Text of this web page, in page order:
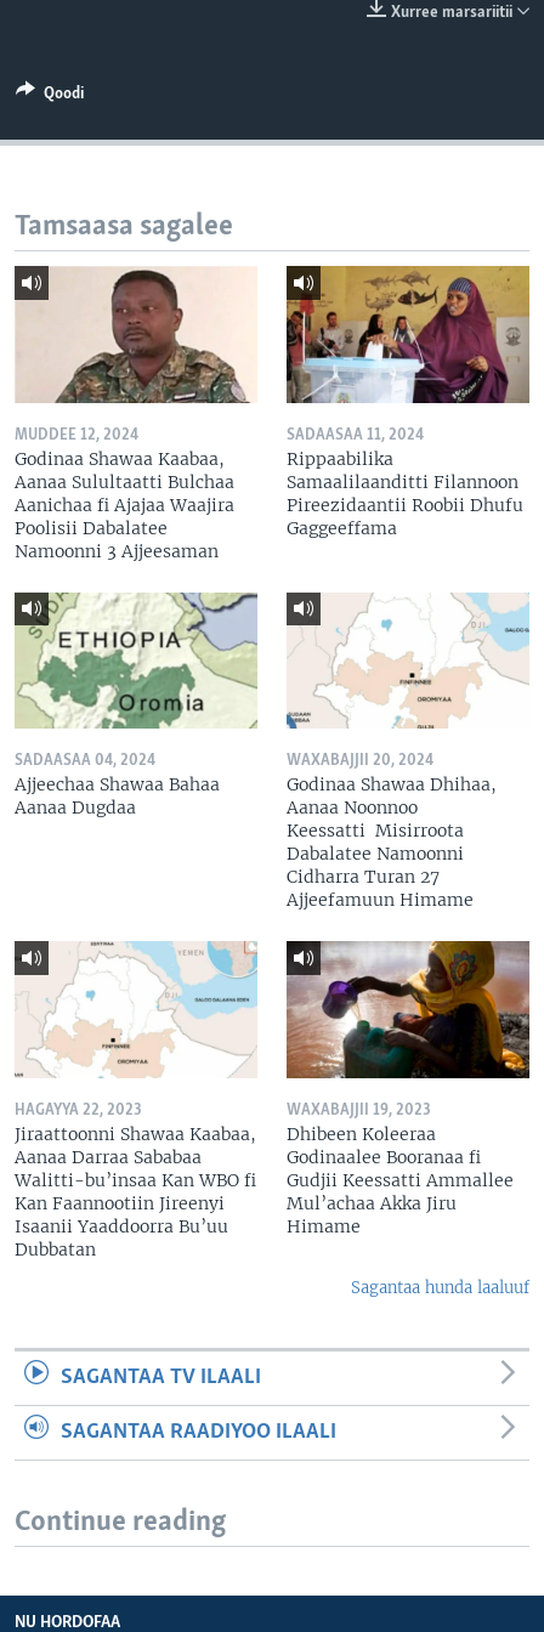
Xurree marsariitii
Qoodi
Tamsaasa sagalee
MUDDEE 12, 2024
Godinaa Shawaa Kaabaa,
Aanaa Sulultaatti Bulchaa
Aanichaa fi Ajajaa Waajira
Poolisii Dabalatee
Namoonni 3 Ajjeesaman
SADAASAA 11, 2024
Rippaabilika
Samaalilaanditti Filannoon
Pireezidaantii Roobii Dhufu
Gaggeeffama
SADAASAA 04, 2024
Ajjeechaa Shawaa Bahaa
Aanaa Dugdaa
WAXABAJJII 20, 2024
Godinaa Shawaa Dhihaa,
Aanaa Noonnoo
Keessatti Misirroota
Dabalatee Namoonni
Cidharra Turan 27
Ajjeefamuun Himame
HAGAYYA 22, 2023
Jiraattoonni Shawaa Kaabaa,
Aanaa Darraa Sababaa
Walitti-bu’insaa Kan WBO fi
Kan Faannootiin Jireenyi
Isaanii Yaaddoorra Bu’uu
Dubbatan
WAXABAJJII 19, 2023
Dhibeen Koleeraa
Godinaalee Booranaa fi
Gudjii Keessatti Ammallee
Mul’achaa Akka Jiru
Himame
Sagantaa hunda laaluuf
SAGANTAA TV ILAALI
SAGANTAA RAADIYOO ILAALI
Continue reading
NU HORDOFAA